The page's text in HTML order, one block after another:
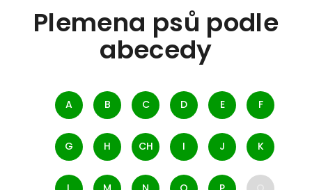
Plemena psů podle
abecedy
A B C D E F
G H CH I J K
HLEDAT